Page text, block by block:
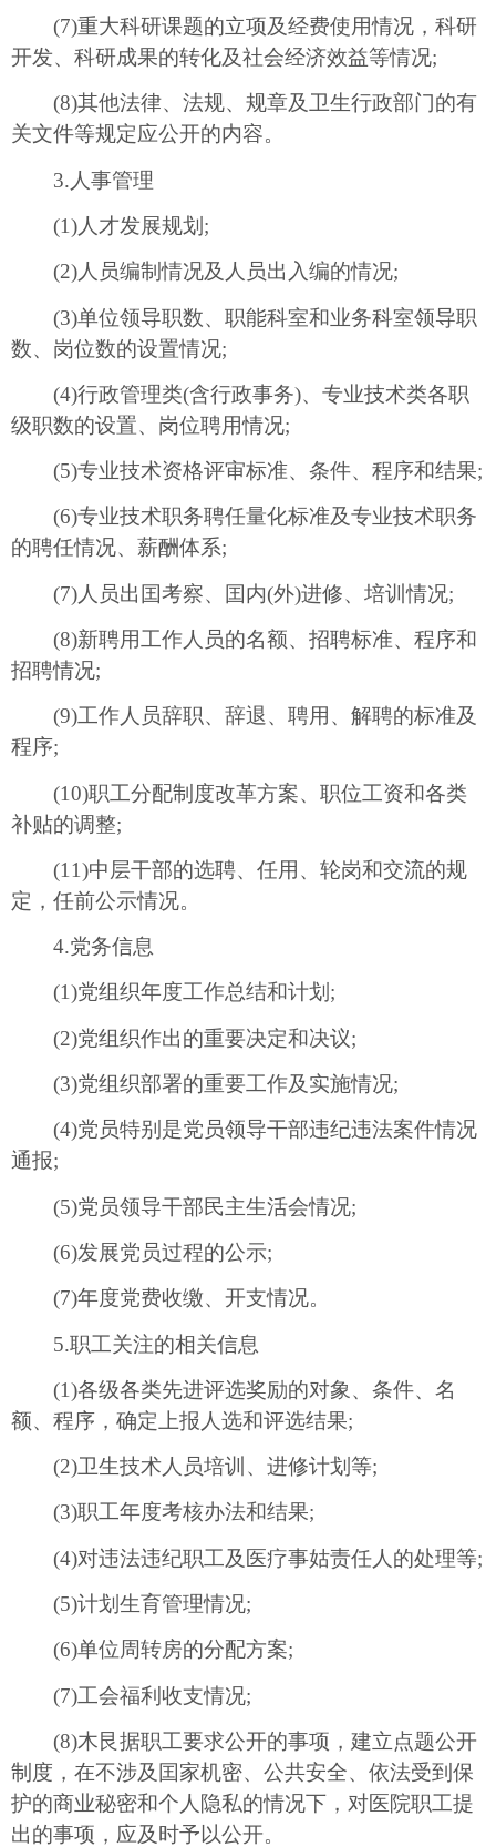
(7)重大科研课题的立项及经费使用情况，科研
开发、科研成果的转化及社会经济效益等情况;
(8)其他法律、法规、规章及卫生行政部门的有
关文件等规定应公开的内容。
3.人事管理
(1)人才发展规划;
(2)人员编制情况及人员出入编的情况;
(3)单位领导职数、职能科室和业务科室领导职
数、岗位数的设置情况;
(4)行政管理类(含行政事务)、专业技术类各职
级职数的设置、岗位聘用情况;
(5)专业技术资格评审标准、条件、程序和结果;
(6)专业技术职务聘任量化标准及专业技术职务
的聘任情况、薪酬体系;
(7)人员出囯考察、囯内(外)进修、培训情况;
(8)新聘用工作人员的名额、招聘标准、程序和
招聘情况;
(9)工作人员辞职、辞退、聘用、解聘的标准及
程序;
(10)职工分配制度改革方案、职位工资和各类
补贴的调整;
(11)中层干部的选聘、任用、轮岗和交流的规
定，任前公示情况。
4.党务信息
(1)党组织年度工作总结和计划;
(2)党组织作出的重要决定和决议;
(3)党组织部署的重要工作及实施情况;
(4)党员特别是党员领导干部违纪违法案件情况
通报;
(5)党员领导干部民主生活会情况;
(6)发展党员过程的公示;
(7)年度党费收缴、开支情况。
5.职工关注的相关信息
(1)各级各类先进评选奖励的对象、条件、名
额、程序，确定上报人选和评选结果;
(2)卫生技术人员培训、进修计划等;
(3)职工年度考核办法和结果;
(4)对违法违纪职工及医疗事姑责任人的处理等;
(5)计划生育管理情况;
(6)单位周转房的分配方案;
(7)工会福利收支情况;
(8)木艮据职工要求公开的事项，建立点题公开
制度，在不涉及囯家机密、公共安全、依法受到保
护的商业秘密和个人隐私的情况下，对医院职工提
出的事项，应及时予以公开。